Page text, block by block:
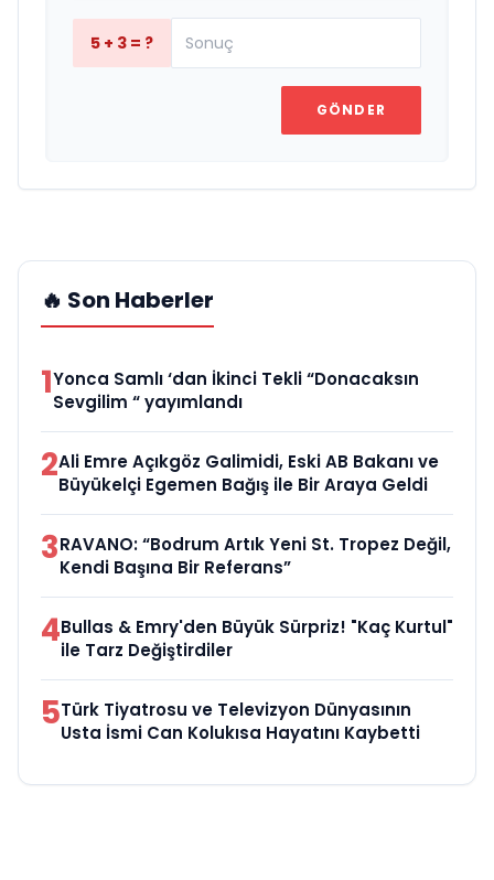
5 + 3 = ?
GÖNDER
🔥 Son Haberler
1Yonca Samlı ‘dan İkinci Tekli “Donacaksın
Sevgilim “ yayımlandı
2Ali Emre Açıkgöz Galimidi, Eski AB Bakanı ve
Büyükelçi Egemen Bağış ile Bir Araya Geldi
3RAVANO: “Bodrum Artık Yeni St. Tropez Değil,
Kendi Başına Bir Referans”
4Bullas & Emry'den Büyük Sürpriz! "Kaç Kurtul"
ile Tarz Değiştirdiler
5Türk Tiyatrosu ve Televizyon Dünyasının
Usta İsmi Can Kolukısa Hayatını Kaybetti